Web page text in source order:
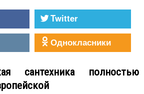
Twitter
Однокласники
сантехника полностью